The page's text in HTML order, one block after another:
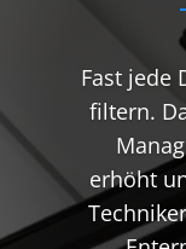
Fast jede
filtern.
erhöht